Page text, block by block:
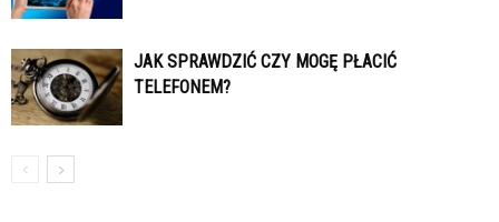
JAK SPRAWDZIĆ CZY MOGĘ PŁACIĆ
TELEFONEM?